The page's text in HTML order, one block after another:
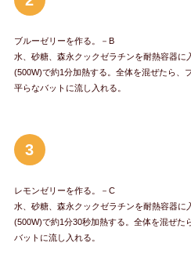
ブルーゼリーを作る。－B
水、砂糖、森永クックゼラチンを耐熱容器に
(500W)で約1分加熱する。全体を混ぜたら、
平らなバットに流し入れる。
3
レモンゼリーを作る。－C
水、砂糖、森永クックゼラチンを耐熱容器に
(500W)で約1分30秒加熱する。全体を混ぜた
バットに流し入れる。